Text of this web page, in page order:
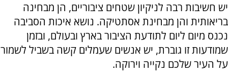
יש חשיבות רבה לניקיון שטחים ציבוריים, הן מבחינה
בריאותית והן מבחינת אסתטיקה. נושא איכות הסביבה
נכנס מיום ליום לתודעת הציבור בארץ ובעולם, ובזמן
שמודעות זו גוברת, יש אנשים שעמלים קשה בשביל לשמור
על העיר שלכם נקייה וירוקה.